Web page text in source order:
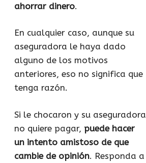
ahorrar dinero.
En cualquier caso, aunque su
aseguradora le haya dado
alguno de los motivos
anteriores, eso no significa que
tenga razón.
Si le chocaron y su aseguradora
no quiere pagar, puede hacer
un intento amistoso de que
cambie de opinión. Responda a